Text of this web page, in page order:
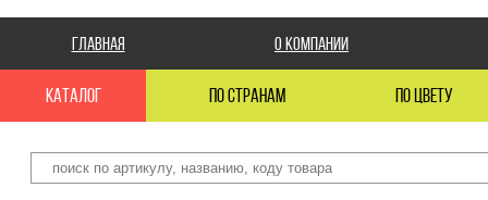
Главная О компании
каталог по странам по цвету